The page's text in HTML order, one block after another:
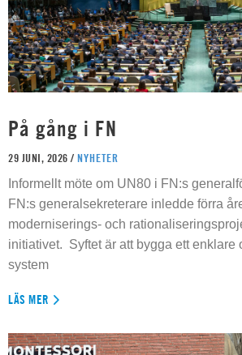
På gång i FN
29 JUNI, 2026 / NYHETER
Informellt möte om UN80 i FN:s
FN:s generalsekreterare inledde förra
moderniserings- och
initiativet. Syftet är att bygga ett enklare
system
LÄS MER